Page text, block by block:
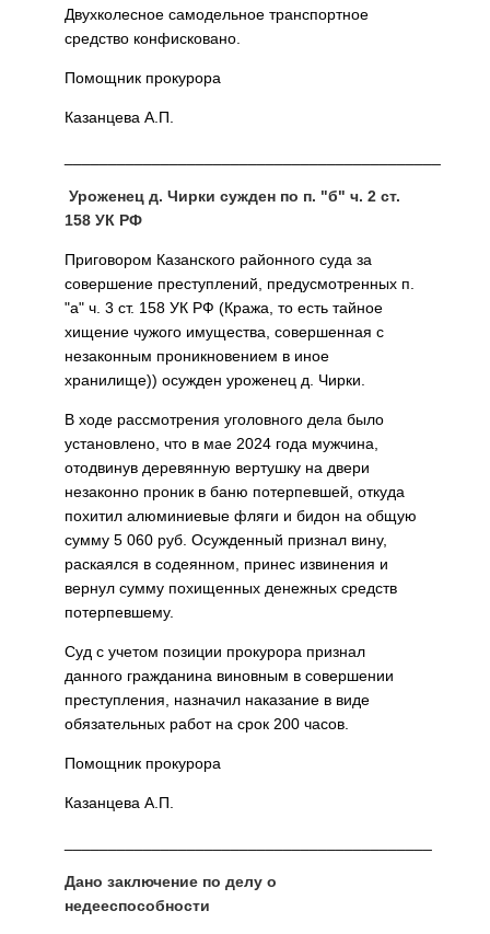
Двухколесное самодельное транспортное
средство конфисковано.
Помощник прокурора
Казанцева А.П.
Уроженец д. Чирки сужден по п. "б" ч. 2 ст.
158 УК РФ
Приговором Казанского районного суда за
совершение преступлений, предусмотренных п.
"а" ч. 3 ст. 158 УК РФ (Кража, то есть тайное
хищение чужого имущества, совершенная с
незаконным проникновением в иное
хранилище)) осужден уроженец д. Чирки.
В ходе рассмотрения уголовного дела было
установлено, что в мае 2024 года мужчина,
отодвинув деревянную вертушку на двери
незаконно проник в баню потерпевшей, откуда
похитил алюминиевые фляги и бидон на общую
сумму 5 060 руб. Осужденный признал вину,
раскаялся в содеянном, принес извинения и
вернул сумму похищенных денежных средств
потерпевшему.
Суд с учетом позиции прокурора признал
данного гражданина виновным в совершении
преступления, назначил наказание в виде
обязательных работ на срок 200 часов.
Помощник прокурора
Казанцева А.П.
Дано заключение по делу о
недееспособности